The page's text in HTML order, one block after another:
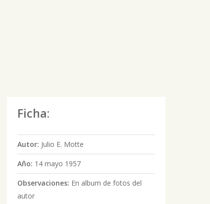
Ficha:
Autor: Julio E. Motte
Año: 14 mayo 1957
Observaciones: En album de fotos del
autor